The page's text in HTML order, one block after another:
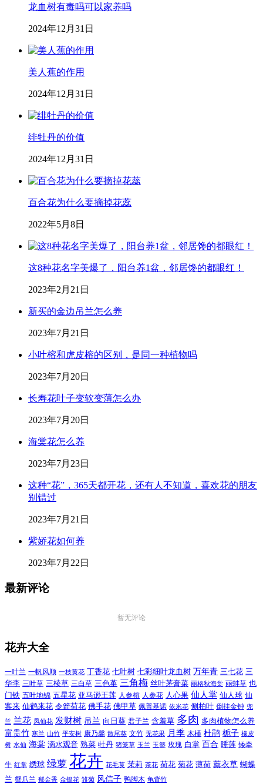
龙血树有毒吗可以家养吗
2024年12月31日
美人蕉的作用
2024年12月31日
绯牡丹的价值
2024年12月31日
百合花为什么要摘掉花蕊
2022年5月8日
这8种花名字美爆了，阳台养1盆，邻居馋的都眼红！
2023年2月21日
新买的金边吊兰怎么养
2023年7月21日
小叶榕和虎皮榕的区别，是同一种植物吗
2023年7月20日
长寿花叶子变软变薄怎么办
2023年7月20日
海棠花怎么养
2023年7月23日
这种“花”，365天都开花，还有人不知道，喜欢花的朋友
别错过
2023年7月21日
紫娇花如何养
2023年7月22日
最新评论
暂无评论
花卉大全
一叶兰 一帆风顺 一枝黄花 丁香花 七叶树 七彩细叶龙血树 万年青 三七花 三
华李 三叶草 三棱草 三白草 三色堇 三角梅 丝叶茅膏菜 丽格秋海棠 丽蚌草 也
门铁 五叶地锦 五星花 亚马逊王莲 人参榕 人参花 人心果 仙人掌 仙人球 仙
客来 仙鹤来花 令箭荷花 佛手花 佛甲草 佩普基诺 依米花 侧柏叶 倒挂金钟 兜
兰 兰花 凤仙花 发财树 吊兰 向日葵 君子兰 含羞草 多肉 多肉植物怎么养
富贵竹 寒兰 山竹 平安树 康乃馨 散尾葵 文竹 无花果 月季 木槿 杜鹃 栀子 橡皮
树 水仙 海棠 滴水观音 熟菜 牡丹 猪笼草 玉兰 玉簪 玫瑰 白掌 百合 睡莲 矮牵
牛 红掌 绣球 绿萝 花卉 花毛茛 茉莉 茶花 荷花 菊花 薄荷 薰衣草 蝴蝶
兰 蟹爪兰 郁金香 金银花 雏菊 风信子 鸭脚木 龟背竹